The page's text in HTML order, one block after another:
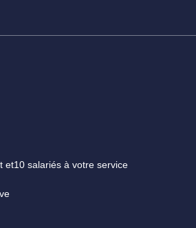
et10 salariés à votre service
de 7,3 M€ pour la gestion